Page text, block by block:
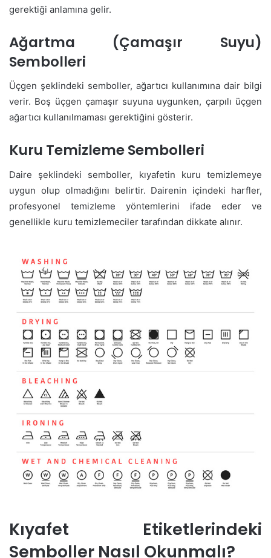
gerektiği anlamına gelir.
Ağartma (Çamaşır Suyu)
Sembolleri
Üçgen şeklindeki semboller, ağartıcı kullanımına dair bilgi
verir. Boş üçgen çamaşır suyuna uygunken, çarpılı üçgen
ağartıcı kullanılmaması gerektiğini gösterir.
Kuru Temizleme Sembolleri
Daire şeklindeki semboller, kıyafetin kuru temizlemeye
uygun olup olmadığını belirtir. Dairenin içindeki harfler,
profesyonel temizleme yöntemlerini ifade eder ve
genellikle kuru temizlemeciler tarafından dikkate alınır.
Kıyafet Etiketlerindeki
Semboller Nasıl Okunmalı?